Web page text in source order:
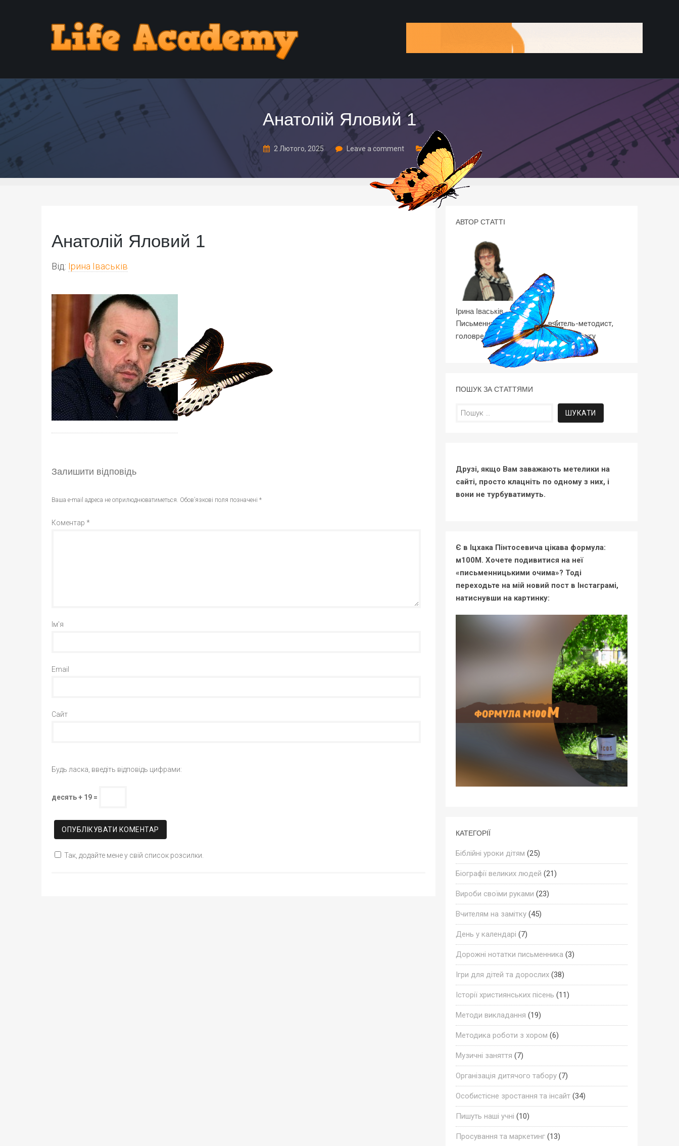
Анатолій Яловий 1
2 Лютого, 2025 Leave a comment
Анатолій Яловий 1
Від: Ірина Іваськів
Залишити відповідь
Ваша e-mail адреса не оприлюднюватиметься. Обов’язкові поля позначені *
Коментар *
Ім'я
Email
Сайт
Будь ласка, введіть відповідь цифрами:
десять + 19 =
Так, додайте мене у свій список розсилки.
АВТОР СТАТТІ
Ірина Іваськів
Письменник, композитор, вчитель-методист,
головред, керівник Школи Копірайтингу
ПОШУК ЗА СТАТТЯМИ
Пошук:
Друзі, якщо Вам заважають метелики на
сайті, просто клацніть по одному з них, і
вони не турбуватимуть.
Є в Іцхака Пінтосевича цікава формула:
м100М. Хочете подивитися на неї
«письменницькими очима»? Тоді
переходьте на мій новий пост в Інстаграмі,
натиснувши на картинку:
КАТЕГОРІЇ
Біблійні уроки дітям (25)
Біографії великих людей (21)
Вироби своїми руками (23)
Вчителям на замітку(45)
День у календарі (7)
Дорожні нотатки письменника (3)
Ігри для дітей та дорослих(38)
Історії християнських пісень (11)
Методи викладання (19)
Методика роботи з хором (6)
Музичні заняття (7)
Організація дитячого табору(7)
Особистісне зростання та інсайт(34)
Пишуть наші учні (10)
Просування та маркетинг(13)